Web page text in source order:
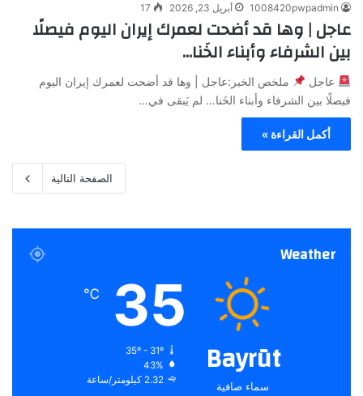
1008420pwpadmin أبريل 23, 2026 17
عاجل | وها قد أضحت لعمرك إيران اليوم فيصلًا
بين الشرفاء وأبناء الخَنا…
عاجل
ملخص الخبر:عاجل | وها قد أضحت لعمرك إيران اليوم
فيصلًا بين الشرفاء وأبناء الخَنا… لم يَبقى في…
أكمل القراءة »
الصفحة التالية
Weather
Bayrūt
سماء صافية
35
℃
35º - 31º
43%
2.32 كيلومتر/ساعة